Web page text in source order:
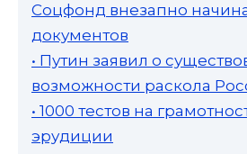
Соцфонд внезапно
документов
• Путин заявил о
возможности раскола
• 1000 тестов на
эрудиции